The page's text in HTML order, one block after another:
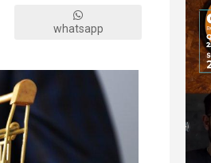
whatsapp